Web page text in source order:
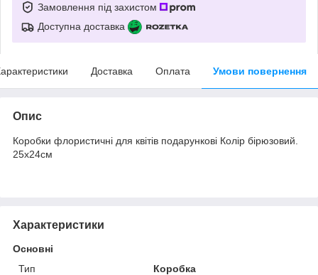
Замовлення під захистом
Доступна доставка
Доставка Оплата Умови повернення
Опис
Коробки флористичні для квітів подарункові Колір бірюзовий.
25х24см
Характеристики
Основні
Тип
Коробка